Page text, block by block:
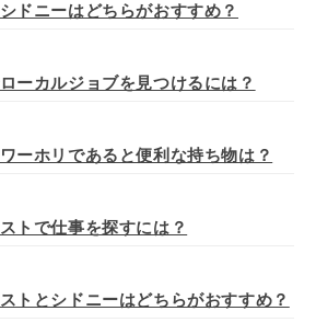
ドニーはどちらがおすすめ？
ーカルジョブを見つけるには？
ーホリであると便利な持ち物は？
トで仕事を探すには？
トとシドニーはどちらがおすすめ？